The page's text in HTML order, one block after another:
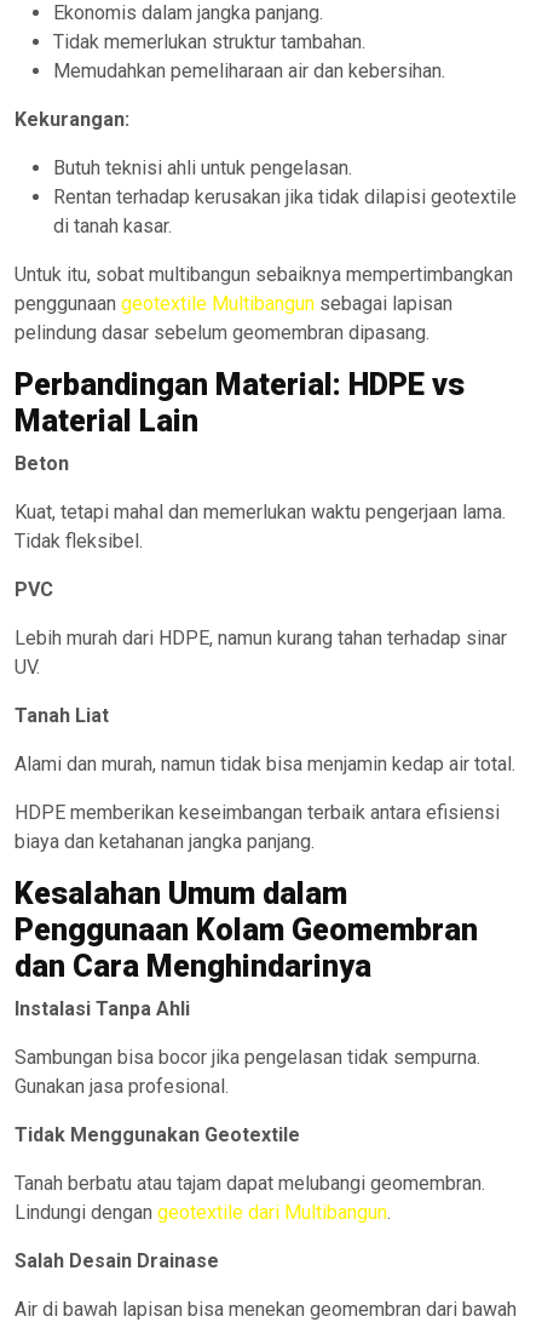
Ekonomis dalam jangka panjang.
Tidak memerlukan struktur tambahan.
Memudahkan pemeliharaan air dan kebersihan.
Kekurangan:
Butuh teknisi ahli untuk pengelasan.
Rentan terhadap kerusakan jika tidak dilapisi geotextile
di tanah kasar.
Untuk itu, sobat multibangun sebaiknya mempertimbangkan
penggunaan geotextile Multibangun sebagai lapisan
pelindung dasar sebelum geomembran dipasang.
Perbandingan Material: HDPE vs
Material Lain
Beton
Kuat, tetapi mahal dan memerlukan waktu pengerjaan lama.
Tidak fleksibel.
PVC
Lebih murah dari HDPE, namun kurang tahan terhadap sinar
UV.
Tanah Liat
Alami dan murah, namun tidak bisa menjamin kedap air total.
HDPE memberikan keseimbangan terbaik antara efisiensi
biaya dan ketahanan jangka panjang.
Kesalahan Umum dalam
Penggunaan Kolam Geomembran
dan Cara Menghindarinya
Instalasi Tanpa Ahli
Sambungan bisa bocor jika pengelasan tidak sempurna.
Gunakan jasa profesional.
Tidak Menggunakan Geotextile
Tanah berbatu atau tajam dapat melubangi geomembran.
Lindungi dengan geotextile dari Multibangun.
Salah Desain Drainase
Air di bawah lapisan bisa menekan geomembran dari bawah